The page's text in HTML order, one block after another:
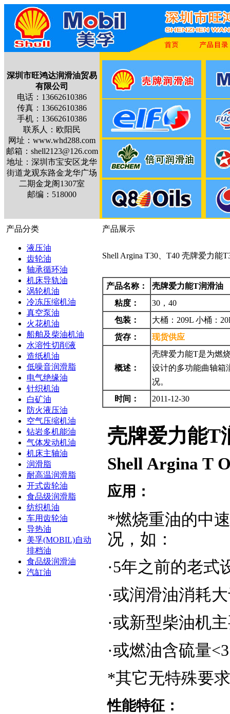
深圳市旺鸿达润滑油贸易
有限公司
电话：13662610386
传真：13662610386
手机：13662610386
联系人：欧阳民
网址：www.whd288.com
邮箱：shell2123@126.com
地址：深圳市宝安区龙华
街道龙观东路金龙华广场
二期金龙阁1307室
邮编：518000
产品分类
液压油
齿轮油
轴承循环油
机床导轨油
涡轮机油
冷冻压缩机油
真空泵油
火花机油
船舶及柴油机油
水溶性切削液
造纸机油
低噪音润滑脂
电气绝缘油
针织机油
白矿油
防火液压油
空气压缩机油
钻岩多机能油
气体发动机油
机床主轴油
润滑脂
耐高温润滑脂
开式齿轮油
食品级润滑脂
纺织机油
车用齿轮油
导热油
美孚(MOBIL)自动
排档油
食品级润滑油
汽缸油
产品展示
Shell Argina T30、T40 壳牌爱力
产品名称：
壳牌爱力能T润滑油
粘度：
30，40
包装：
大桶：209L 小桶：
货存：
现货供应
概述：
壳牌爱力能T是为燃
设计的多功能曲轴箱
况。
时间：
2011-12-30
壳牌爱力能T
Shell Argina T
应用：
*燃烧重油的中
况，如：
·5年之前的老式
·或润滑油消耗
·或新型柴油机
·或燃油含硫量
*其它无特殊要
性能特征 ：